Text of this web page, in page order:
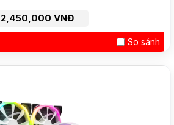
2,450,000 VNĐ
So sánh